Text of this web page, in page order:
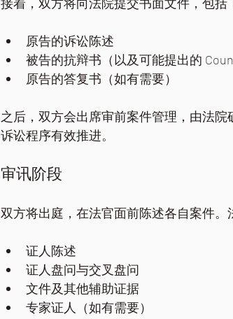
原告的诉讼陈述
被告的抗辩书（以及可能提出的
原告的答复书（如有需要）
之后，双方会出席审前案件管理，由法
诉讼程序有效推进。
审讯阶段
双方将出庭，在法官面前陈述各自案件。
证人陈述
证人盘问与交叉盘问
文件及其他辅助证据
专家证人（如有需要）